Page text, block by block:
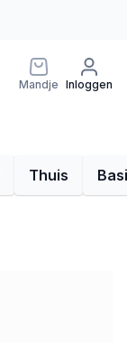
Mandje Inloggen
Thuis